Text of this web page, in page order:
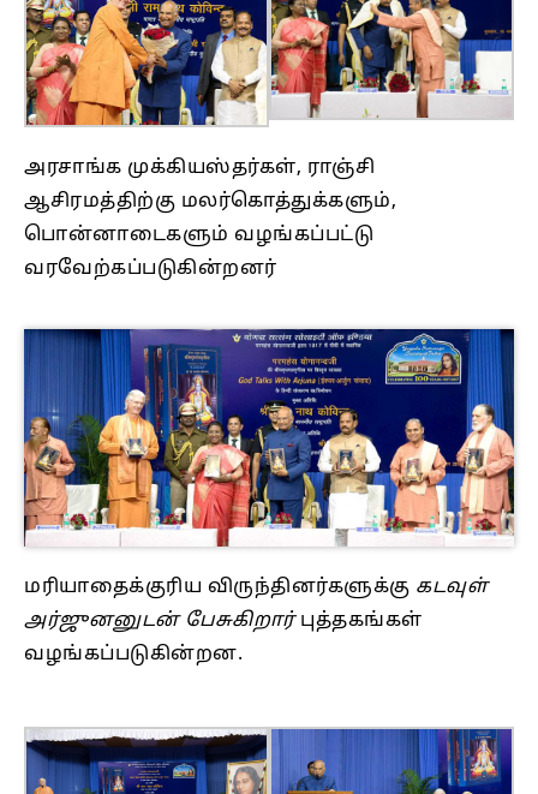
அரசாங்க முக்கியஸ்தர்கள், ராஞ்சி
ஆசிரமத்திற்கு மலர்கொத்துக்களும்,
பொன்னாடைகளும் வழங்கப்பட்டு
வரவேற்கப்படுகின்றனர்
மரியாதைக்குரிய விருந்தினர்களுக்கு கடவுள்
அர்ஜுனனுடன் பேசுகிறார்புத்தகங்கள்
வழங்கப்படுகின்றன.